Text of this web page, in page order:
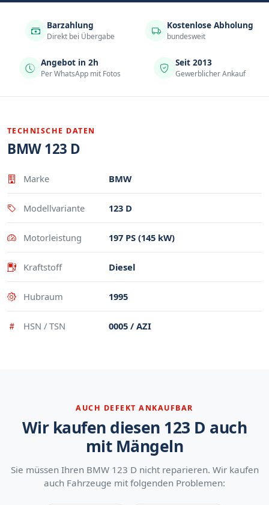
Barzahlung
Direkt bei Übergabe
Kostenlose Abholung
bundesweit
Angebot in 2h
Per WhatsApp mit Fotos
Seit 2013
Gewerblicher Ankauf
TECHNISCHE DATEN
BMW 123 D
Eigenschaft
Marke BMW
Modellvariante 123 D
Motorleistung 197 PS (145 kW)
Kraftstoff Diesel
Hubraum 1995
HSN / TSN 0005 / AZI
AUCH DEFEKT ANKAUFBAR
Wir kaufen diesen 123 D auch
mit Mängeln
Sie müssen Ihren BMW 123 D nicht reparieren. Wir kaufen
auch Fahrzeuge mit folgenden Problemen: